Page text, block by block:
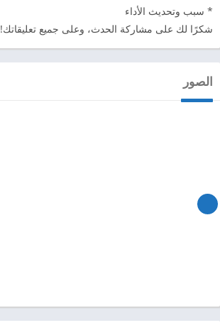
* سبب وتحديث الأداء
شكرًا لك على مشاركة الحدث، وعلى جميع تعليقاتك!
الصور